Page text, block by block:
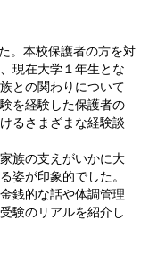
。本校保護者の方を対
現在大学１年生とな
との関わりについて
を経験した保護者の
るさまざまな経験談
族の支えがいかに大
姿が印象的でした。
銭的な話や体調管理
験のリアルを紹介し